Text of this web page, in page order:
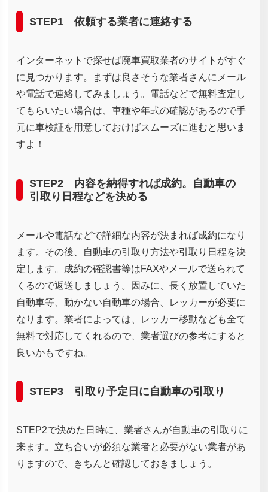
STEP1 依頼する業者に連絡する
インターネットで探せば廃車買取業者のサイトがすぐ
に見つかります。まずは良さそうな業者さんにメール
や電話で連絡してみましょう。電話などで無料査定し
てもらいたい場合は、車種や年式の確認があるので手
元に車検証を用意しておけばスムーズに進むと思いま
すよ！
STEP2 内容を納得すれば成約。自動車の
引取り日程などを決める
メールや電話などで詳細な内容が決まれば成約になり
ます。その後、自動車の引取り方法や引取り日程を決
定します。成約の確認書等はFAXやメールで送られて
くるので返送しましょう。因みに、長く放置していた
自動車等、動かない自動車の場合、レッカーが必要に
なります。業者によっては、レッカー移動なども全て
無料で対応してくれるので、業者選びの参考にすると
良いかもですね。
STEP3 引取り予定日に自動車の引取り
STEP2で決めた日時に、業者さんが自動車の引取りに
来ます。立ち合いが必須な業者と必要がない業者があ
りますので、きちんと確認しておきましょう。